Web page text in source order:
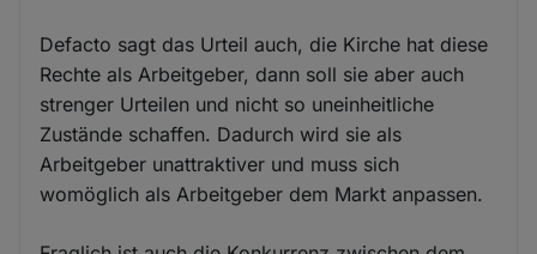
Defacto sagt das Urteil auch, die Kirche hat diese
Rechte als Arbeitgeber, dann soll sie aber auch
strenger Urteilen und nicht so uneinheitliche
Zustände schaffen. Dadurch wird sie als
Arbeitgeber unattraktiver und muss sich
womöglich als Arbeitgeber dem Markt anpassen.